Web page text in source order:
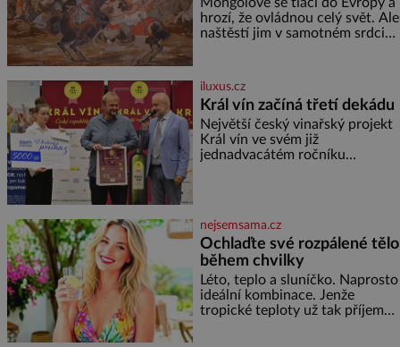
Mongolové se tlačí do Evropy a
hrozí, že ovládnou celý svět. Ale
naštěstí jim v samotném srdci
dobyvatelské hordy zastavit. Co
nedokáže žádná z asijských říší,
co nedokážou Němci – to
dokáže český král. Nebo že by
ne? Mongolové od roku 1223
postupují podél Kaspického a
iluxus.cz
Král vín začíná třetí dekádu
Největší český vinařský projekt
Král vín ve svém již
jednadvacátém ročníku
nejsemsama.cz
Ochlaďte své rozpálené tělo
během chvilky
Léto, teplo a sluníčko. Naprosto
ideální kombinace. Jenže
tropické teploty už tak příjemné